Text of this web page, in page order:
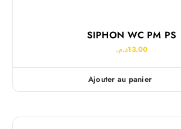
SIPHON WC PM PS
13.00د.م.
Ajouter au panier